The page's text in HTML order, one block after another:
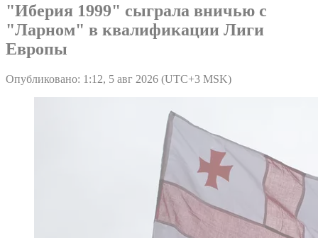
"Иберия 1999" сыграла вничью с
"Ларном" в квалификации Лиги
Европы
Опубликовано: 1:12, 5 авг 2026 (UTC+3 MSK)